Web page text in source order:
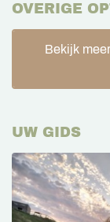
OVERIGE
Bekijk
UW GIDS